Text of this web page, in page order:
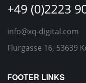
+49 (0)2223
info@xq-digital.com
Flurgasse 16, 53639
FOOTER LINKS